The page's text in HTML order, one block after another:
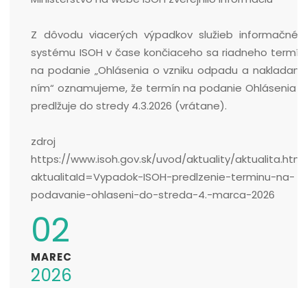
Z dôvodu viacerých výpadkov služieb
systému ISOH v čase končiaceho sa riadneho
na podanie „Ohlásenia o vzniku odpadu a nakladaní
ním“ oznamujeme, že termín na podanie Ohlásenia
predlžuje do stredy 4.3.2026 (vrátane).
zdroj
https://www.isoh.gov.sk/uvod/aktuality/
aktualitaId=Vypadok-ISOH-predlzenie-terminu-na-
podavanie-ohlaseni-do-streda-4.-marca-2026
02
MAREC
2026